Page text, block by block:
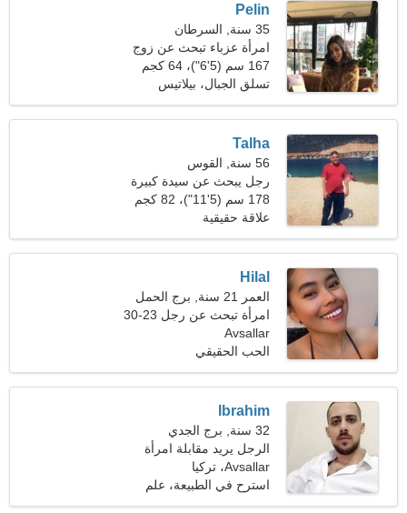
Pelin
35 سنة, السرطان
امرأة عزباء تبحث عن زوج
167 سم (5'6")، 64 كجم
(141 رطلا)
تسلق الجبال، بيلاتيس
Talha
56 سنة, القوس
رجل يبحث عن سيدة كبيرة
178 سم (5'11")، 82 كجم
(180 رطلا)
علاقة حقيقية
Hilal
العمر 21 سنة, برج الحمل
امرأة تبحث عن رجل 23-30
Avsallar
الحب الحقيقي
Ibrahim
32 سنة, برج الجدي
الرجل يريد مقابلة امرأة
Avsallar، تركيا
استرح في الطبيعة، علم
الروبوتات